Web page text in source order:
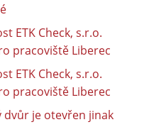
ETK Check, s.r.o.
pracoviště Liberec
ETK Check, s.r.o.
pracoviště Liberec
dvůr je otevřen jinak